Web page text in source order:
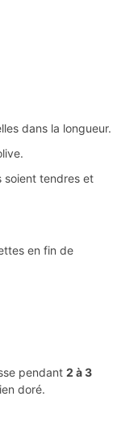
dans la longueur.
soient tendres et
en fin de
pendant 2 à 3
doré.